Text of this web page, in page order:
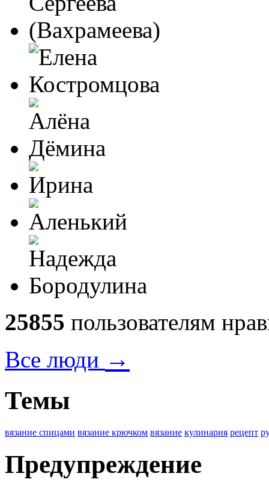
25855 пользователям
Все люди →
Темы
вязание спицами вязание крючком вязание кулинария рецепт
Предупреждение